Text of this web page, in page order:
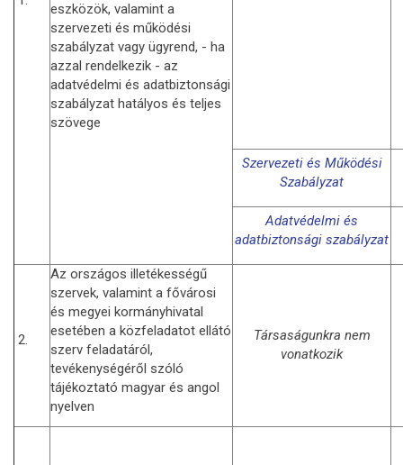
eszközök, valamint a
szervezeti és működési
szabályzat vagy ügyrend, - ha
azzal rendelkezik - az
adatvédelmi és adatbiztonsági
szabályzat hatályos és teljes
szövege
Szervezeti és Működési
Szabályzat
Adatvédelmi és
adatbiztonsági szabályzat
2.
Az országos illetékességű
szervek, valamint a fővárosi
és megyei kormányhivatal
esetében a közfeladatot ellátó
szerv feladatáról,
tevékenységéről szóló
tájékoztató magyar és angol
nyelven
Társaságunkra nem
vonatkozik